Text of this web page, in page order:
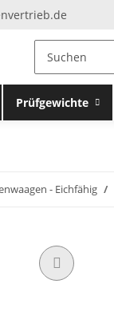
Prüfgewichte
- Eichfähig